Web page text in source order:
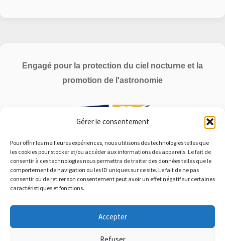
Gérer le consentement
Pour offrir les meilleures expériences, nous utilisons des technologies telles que
les cookies pour stocker et/ou accéder aux informations des appareils. Le fait de
consentir à ces technologies nous permettra de traiter des données telles que le
comportement de navigation ou les ID uniques sur ce site. Le fait de ne pas
consentir ou de retirer son consentement peut avoir un effet négatif sur certaines
caractéristiques et fonctions.
Accepter
Refuser
Engagé pour la protection du ciel nocturne et la
promotion de l'astronomie
Membre associé à l'Association Française d'Astronomie |
Soutien à l' ANPCEN